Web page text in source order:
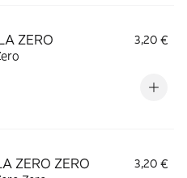
ZERO
3,20 €
ZERO ZERO
3,20 €